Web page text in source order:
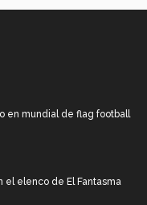
en mundial de flag football
el elenco de El Fantasma